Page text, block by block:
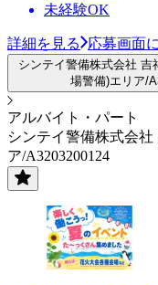
未経験OK
詳細を見る 応募画面
シンテイ警備株式会社 吉
場警備)エリア/
アルバイト・パート
シンテイ警備株式会社
ア/A3203200124